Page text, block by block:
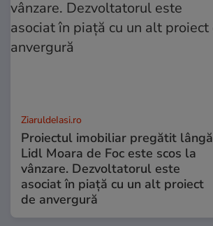
ZiaruldeIasi.ro
Proiectul imobiliar pregătit lângă
Lidl Moara de Foc este scos la
vânzare. Dezvoltatorul este
asociat în piață cu un alt proiect
de anvergură